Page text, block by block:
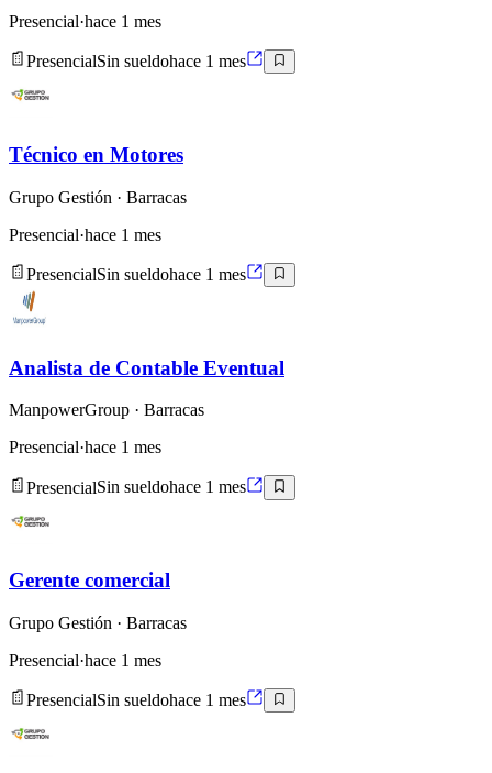
Presencial·hace 1 mes
PresencialSin sueldohace 1 mes
Técnico en Motores
Grupo Gestión · Barracas
Presencial·hace 1 mes
PresencialSin sueldohace 1 mes
Analista de Contable Eventual
ManpowerGroup · Barracas
Presencial·hace 1 mes
PresencialSin sueldohace 1 mes
Gerente comercial
Grupo Gestión · Barracas
Presencial·hace 1 mes
PresencialSin sueldohace 1 mes